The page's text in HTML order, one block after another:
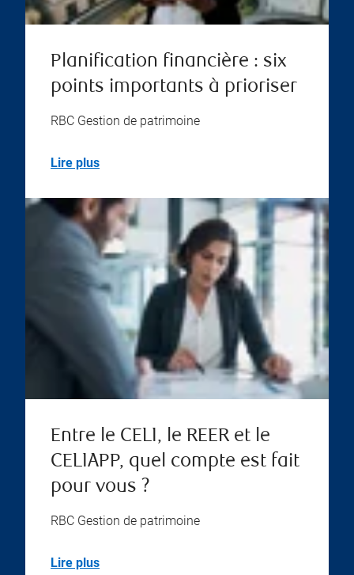
Planification financière : six
points importants à prioriser
RBC Gestion de patrimoine
Lire plus
Entre le CELI, le REER et le
CELIAPP, quel compte est fait
pour vous ?
RBC Gestion de patrimoine
Lire plus